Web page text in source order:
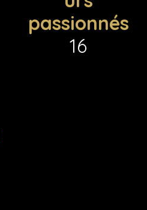
passionnés
16